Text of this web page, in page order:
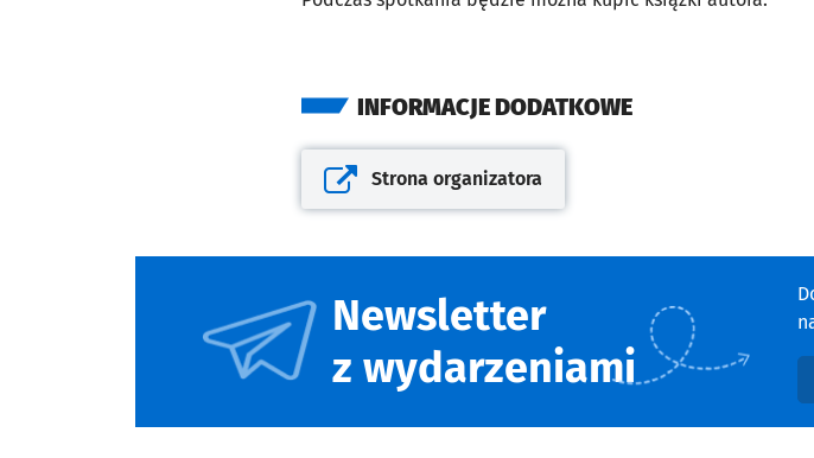
INFORMACJE DODATKOWE
Otwiera się w nowej karcie
Strona organizatora
Newsletter
z wydarzeniami